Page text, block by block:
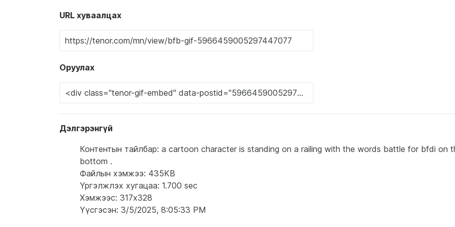
URL хуваалцах
Оруулах
Дэлгэрэнгүй
Контентын тайлбар: a cartoon character is standing on a railing with the words battle for bfdi on
bottom .
Файлын хэмжээ: 435KB
Үргэлжлэх хугацаа: 1.700 sec
Хэмжээс: 317x328
Үүсгэсэн: 3/5/2025, 8:05:33 PM